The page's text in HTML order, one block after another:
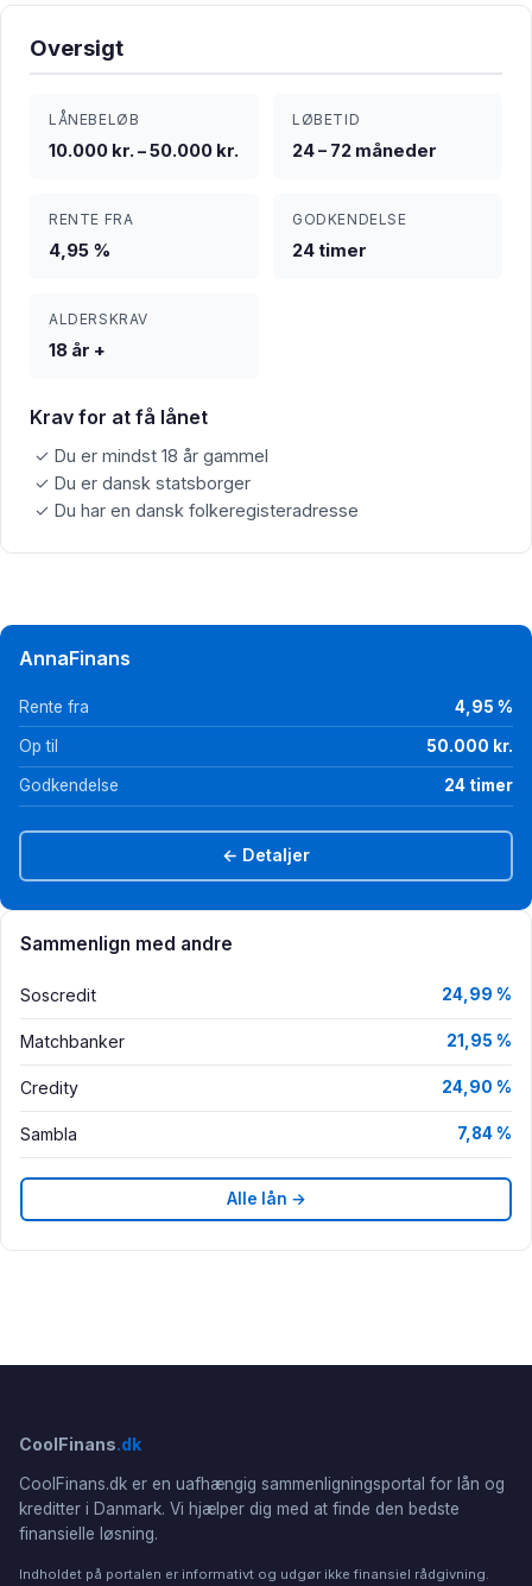
Oversigt
LÅNEBELØB
10.000 kr. – 50.000 kr.
LØBETID
24 – 72 måneder
RENTE FRA
4,95 %
GODKENDELSE
24 timer
ALDERSKRAV
18 år +
Krav for at få lånet
✓ Du er mindst 18 år gammel
✓ Du er dansk statsborger
✓ Du har en dansk folkeregisteradresse
AnnaFinans
Rente fra 4,95 %
Op til 50.000 kr.
Godkendelse 24 timer
← Detaljer
Sammenlign med andre
Soscredit 24,99 %
Matchbanker 21,95 %
Credity 24,90 %
Sambla 7,84 %
Alle lån →
CoolFinans.dk
CoolFinans.dk er en uafhængig sammenligningsportal for lån og
kreditter i Danmark. Vi hjælper dig med at finde den bedste
finansielle løsning.
Indholdet på portalen er informativt og udgør ikke finansiel rådgivning.